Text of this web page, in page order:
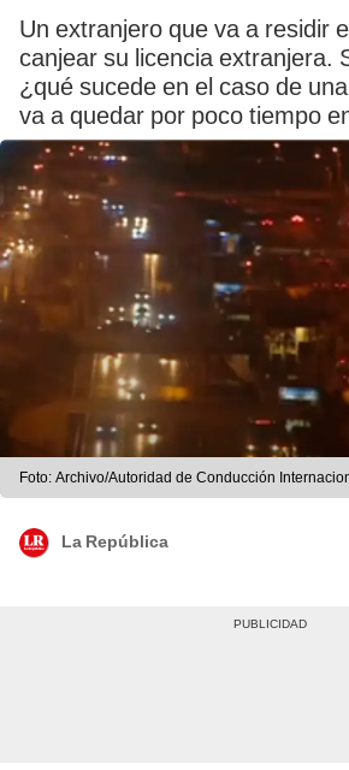
Un extranjero que va a residir
canjear su licencia extranjera.
¿qué sucede en el caso de
va a quedar por poco tiempo
Foto: Archivo/Autoridad de Conducción
La República